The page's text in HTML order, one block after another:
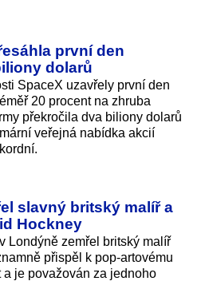
první den
dolarů
SpaceX uzavřely první den
20 procent na zhruba
překročila dva biliony dolarů
veřejná nabídka akcií
slavný britský malíř a
Hockney
Londýně zemřel britský malíř
přispěl k pop-artovému
je považován za jednoho